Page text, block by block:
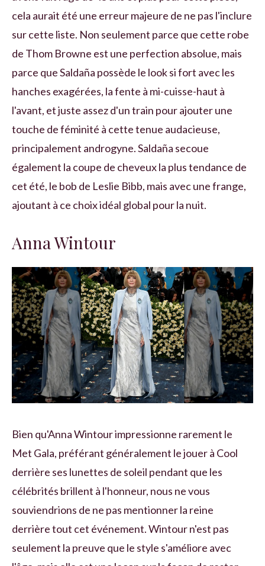
cela aurait été une erreur majeure de ne pas l'inclure
sur cette liste. Non seulement parce que cette robe
de Thom Browne est une perfection absolue, mais
parce que Saldaña possède le look si fort avec les
hanches exagérées, la fente à mi-cuisse-haut à
l'avant, et juste assez d'un train pour ajouter une
touche de féminité à cette tenue audacieuse,
principalement androgyne. Saldaña secoue
également la coupe de cheveux la plus tendance de
cet été, le bob de Leslie Bibb, mais avec une frange,
ajoutant à ce choix idéal global pour la nuit.
Anna Wintour
Bien qu'Anna Wintour impressionne rarement le
Met Gala, préférant généralement le jouer à Cool
derrière ses lunettes de soleil pendant que les
célébrités brillent à l'honneur, nous ne vous
souviendrions de ne pas mentionner la reine
derrière tout cet événement. Wintour n'est pas
seulement la preuve que le style s'améliore avec